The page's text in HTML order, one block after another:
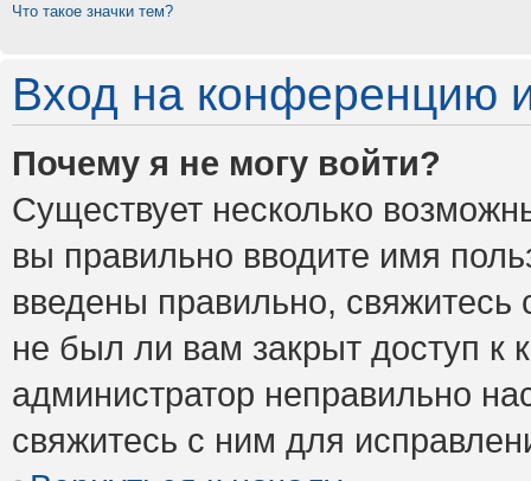
Что такое значки тем?
Вход на конференцию
Почему я не могу войти?
Существует несколько
вы правильно вводите имя
введены правильно,
не был ли вам закрыт доступ к
администратор неправильно
свяжитесь с ним для